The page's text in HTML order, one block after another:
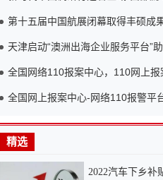
第十五届中国航展闭幕取得丰硕成
天津启动“澳洲出海企业服务平台”
全国网络110报案中心，110网上报
全国网上报案中心-网络110报警平
精选
2022汽车下乡补